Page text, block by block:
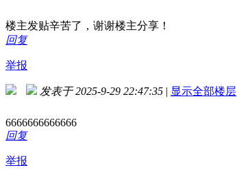
楼主发贴辛苦了，谢谢楼主分享！
回复
举报
发表于 2025-9-29 22:47:35 | 显示全部楼层
6666666666666
回复
举报